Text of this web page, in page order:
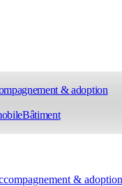
& adoption
Bâtiment
& adoption